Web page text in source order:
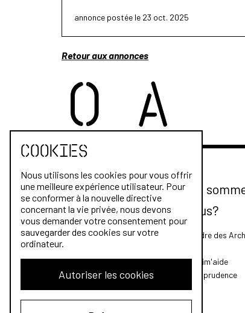
annonce postée le 23 oct. 2025
Retour aux annonces
Qui
nous?
L'Ordre des
Archim'aide
Jurisprudence
Cookies
Nous utilisons les cookies pour vous offrir
une meilleure expérience utilisateur. Pour
se conformer à la nouvelle directive
concernant la vie privée, nous devons
vous demander votre consentement pour
sauvegarder des cookies sur votre
ordinateur.
Autoriser les cookies